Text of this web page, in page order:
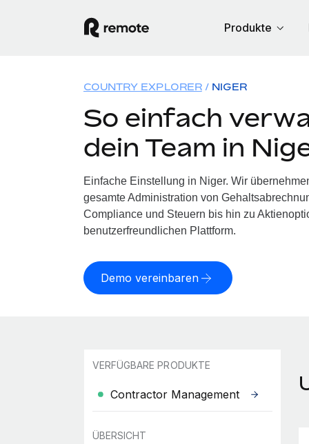
Produkte
COUNTRY EXPLORER NIGER
So einfach
dein Team in
Einfache Einstellung in Niger. Wir
gesamte Administration von
Compliance und Steuern bis hin zu
benutzerfreundlichen Plattform.
Demo vereinbaren
VERFÜGBARE PRODUKTE
Contractor Management
ÜBERSICHT